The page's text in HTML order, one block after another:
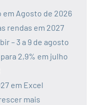
em Agosto de 2026
rendas em 2027
– 3 a 9 de agosto
2,9% em julho
em Excel
mais